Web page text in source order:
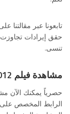
تابعونا عبر مقالتنا
تنسى.
مشاهدة فيلم Contraband 2012 مترجم
الرابط المخصص على